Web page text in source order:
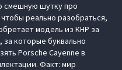
смешную шутку про
реально разобраться,
модель из КНР за
которые буквально
Porsche Cayenne в
Факт: мир